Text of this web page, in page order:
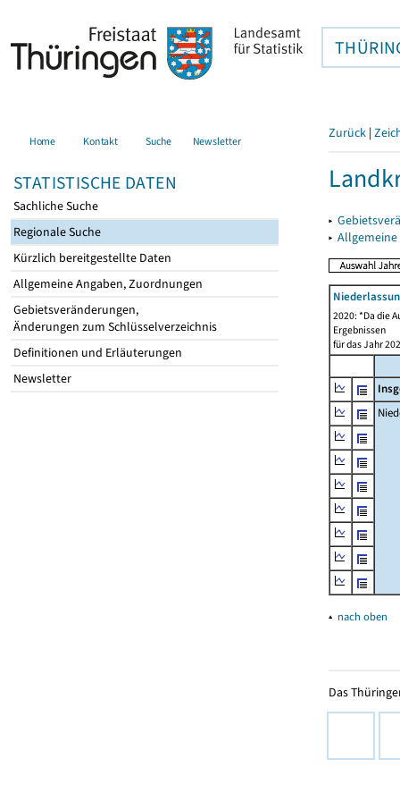
Home Kontakt Suche Newsletter
STATISTISCHE DATEN
Sachliche Suche
Regionale Suche
Kürzlich bereitgestellte Daten
Allgemeine Angaben, Zuordnungen
Gebietsveränderungen,
Änderungen zum Schlüsselverzeichnis
Definitionen und Erläuterungen
Newsletter
Zurück |
▸
▸
2020: *Da die
Ergebnissen
für das Jahr
▴ nach oben
Das